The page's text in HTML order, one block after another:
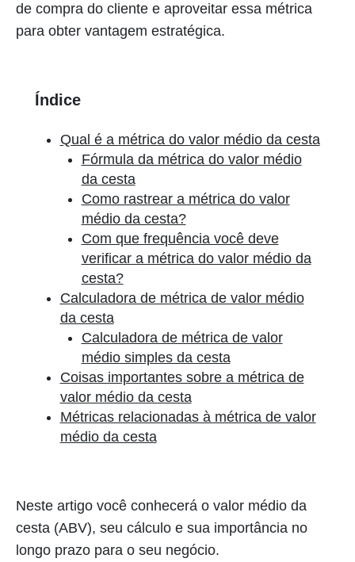
de compra do cliente e aproveitar essa métrica
para obter vantagem estratégica.
Índice
Qual é a métrica do valor médio da cesta
Fórmula da métrica do valor médio
da cesta
Como rastrear a métrica do valor
médio da cesta?
Com que frequência você deve
verificar a métrica do valor médio da
cesta?
Calculadora de métrica de valor médio
da cesta
Calculadora de métrica de valor
médio simples da cesta
Coisas importantes sobre a métrica de
valor médio da cesta
Métricas relacionadas à métrica de valor
médio da cesta
Neste artigo você conhecerá o valor médio da
cesta (ABV), seu cálculo e sua importância no
longo prazo para o seu negócio.